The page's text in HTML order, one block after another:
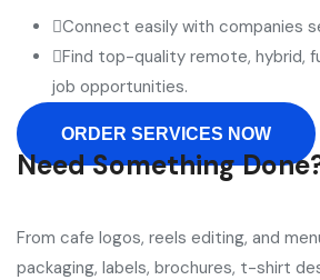
Connect easily with companies
Find top-quality remote, hybrid,
job opportunities.
ORDER SERVICES NOW
Need Something
From cafe logos, reels editing, and
packaging, labels, brochures, t-shirt